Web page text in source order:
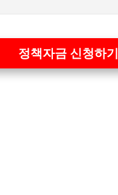
정책자금 신청하기